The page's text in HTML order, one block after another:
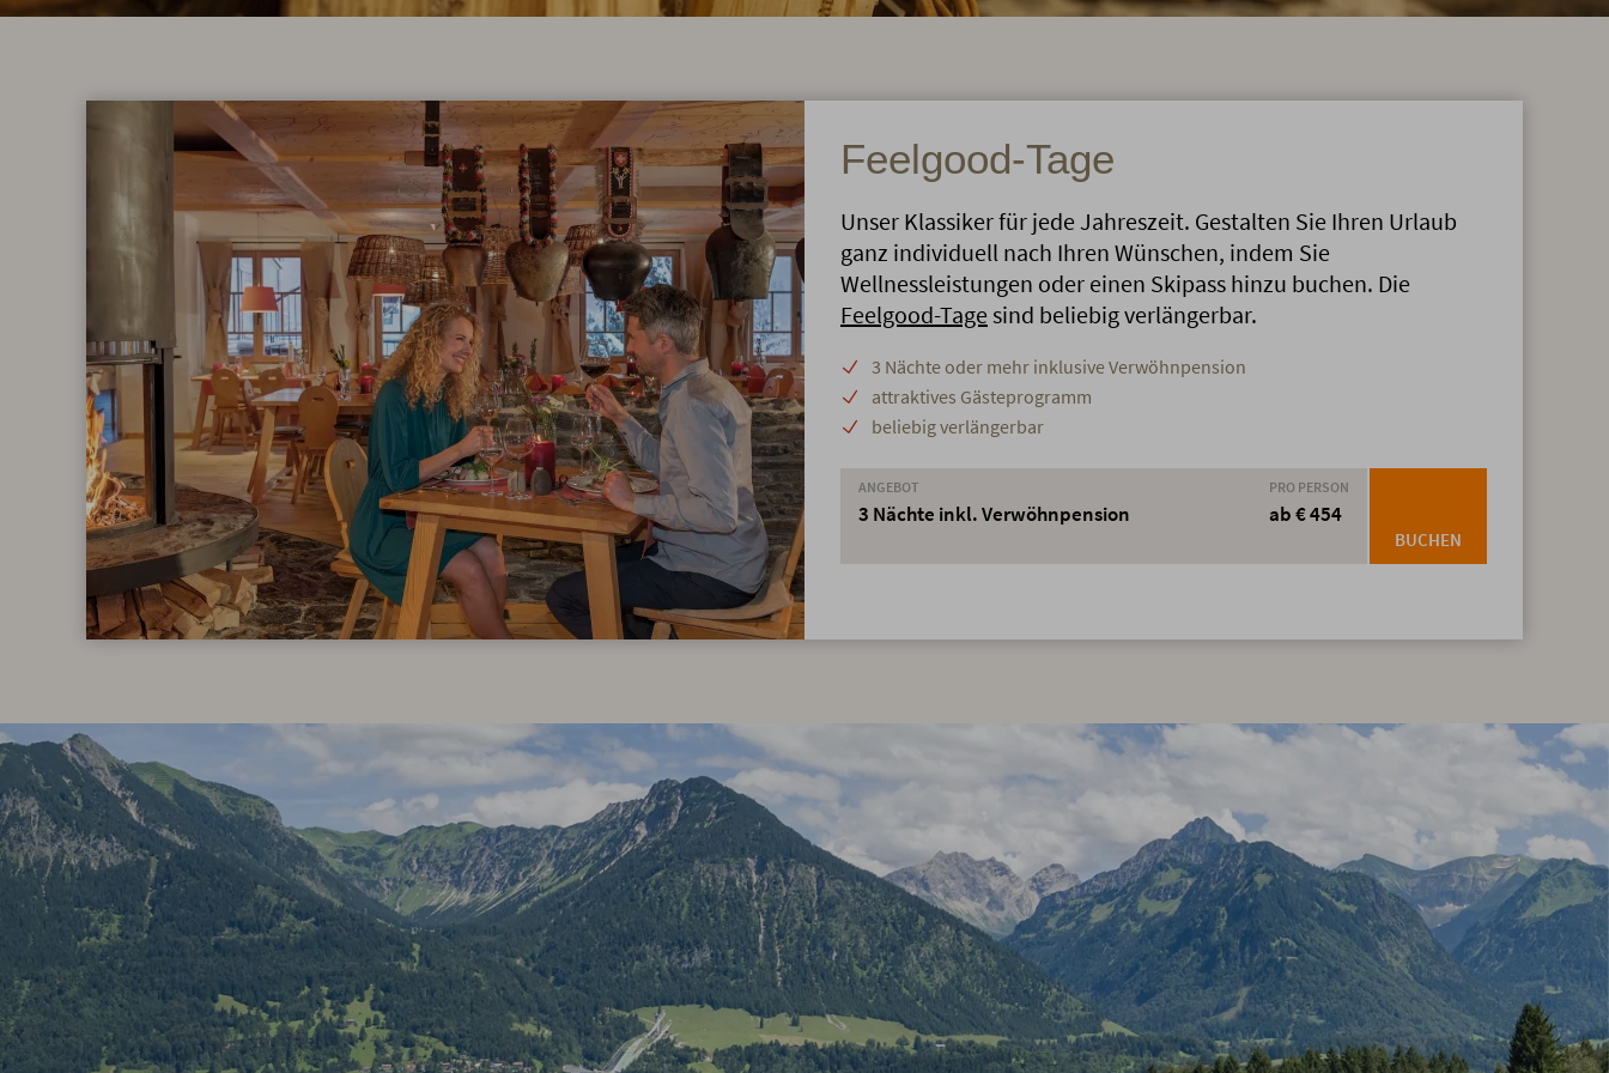
Feelgood-Tage
Unser Klassiker für jede Jahreszeit. Gestalten Sie Ihren Urlaub
ganz individuell nach Ihren Wünschen, indem Sie
Wellnessleistungen oder einen Skipass hinzu buchen. Die
Feelgood-Tage sind beliebig verlängerbar.
3 Nächte oder mehr inklusive Verwöhnpension
attraktives Gästeprogramm
beliebig verlängerbar
ANGEBOT
3 Nächte inkl. Verwöhnpension
PRO PERSON
ab € 454
BUCHEN